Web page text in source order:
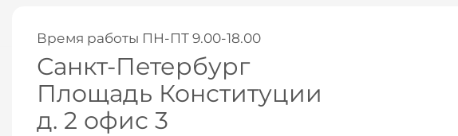
Время работы ПН-ПТ 9.00-18.00
Санкт-Петербург
Площадь Конституции
д. 2 офис 3